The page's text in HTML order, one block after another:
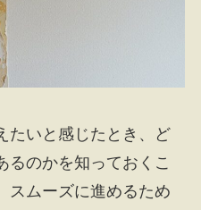
たいと感じたとき、ど
るのかを知っておくこ
スムーズに進めるため